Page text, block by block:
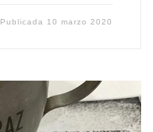
Publicada 10 marzo 2020